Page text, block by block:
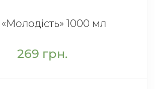
1000 мл
269 грн.